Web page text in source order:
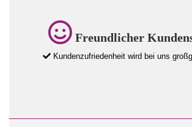
Freundlicher
Kundenzufriedenheit wird bei uns